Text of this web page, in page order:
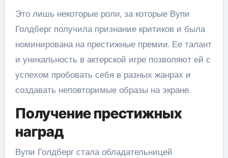
Это лишь некоторые роли, за которые Вупи
Голдберг получила признание критиков и была
номинирована на престижные премии. Ее талант
и уникальность в актерской игре позволяют ей с
успехом пробовать себя в разных жанрах и
создавать неповторимые образы на экране.
Получение престижных
наград
Вупи Голдберг стала обладательницей